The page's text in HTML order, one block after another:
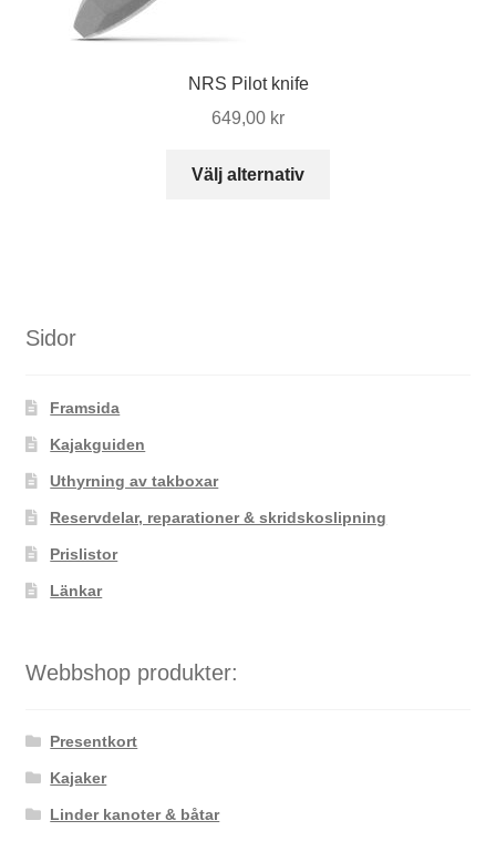
NRS Pilot knife
649,00 kr
Välj alternativ
Sidor
Framsida
Kajakguiden
Uthyrning av takboxar
Reservdelar, reparationer & skridskoslipning
Prislistor
Länkar
Webbshop produkter:
Presentkort
Kajaker
Linder kanoter & båtar